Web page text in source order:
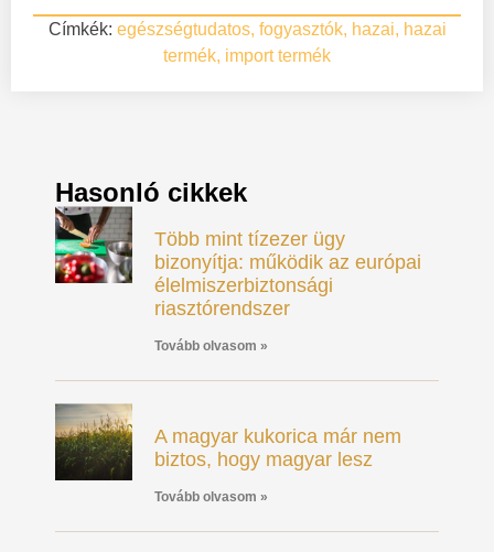
Címkék: egészségtudatos, fogyasztók, hazai, hazai
termék, import termék
Hasonló cikkek
Több mint tízezer ügy
bizonyítja: működik az európai
élelmiszerbiztonsági
riasztórendszer
Tovább olvasom »
A magyar kukorica már nem
biztos, hogy magyar lesz
Tovább olvasom »